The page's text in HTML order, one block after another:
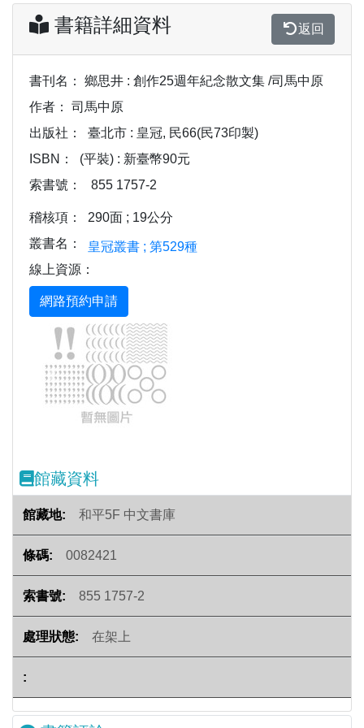
書籍詳細資料 返回
書刊名：
鄉思井 : 創作25週年紀念散文集 /司馬中原
作者：
司馬中原
出版社：
臺北市 : 皇冠, 民66(民73印製)
ISBN：
(平裝) : 新臺幣90元
索書號：
855 1757-2
稽核項：
290面 ; 19公分
叢書名：
皇冠叢書 ; 第529種
線上資源：
Previous
館藏資料
和平5F 中文書庫
0082421
855 1757-2
在架上